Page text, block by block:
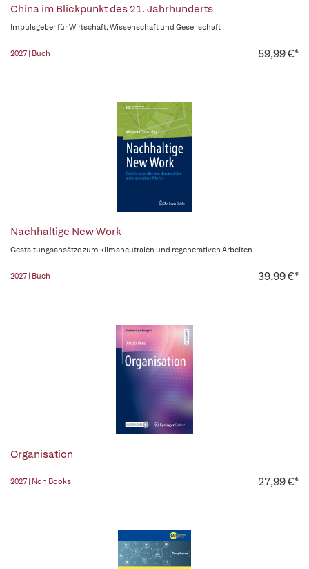
China im Blickpunkt des 21. Jahrhunderts
Impulsgeber für Wirtschaft, Wissenschaft und Gesellschaft
2027 | Buch 59,99 €*
Nachhaltige New Work
Gestaltungsansätze zum klimaneutralen und regenerativen Arbeiten
2027 | Buch 39,99 €*
Organisation
2027 | Non Books 27,99 €*